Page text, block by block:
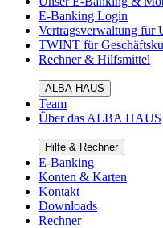
E-Banking Login
Vertragsverwaltung für
TWINT für
Rechner & Hilfsmittel
ALBA HAUS
Team
Über das ALBA HAUS
Hilfe & Rechner
E-Banking
Konten & Karten
Kontakt
Downloads
Rechner